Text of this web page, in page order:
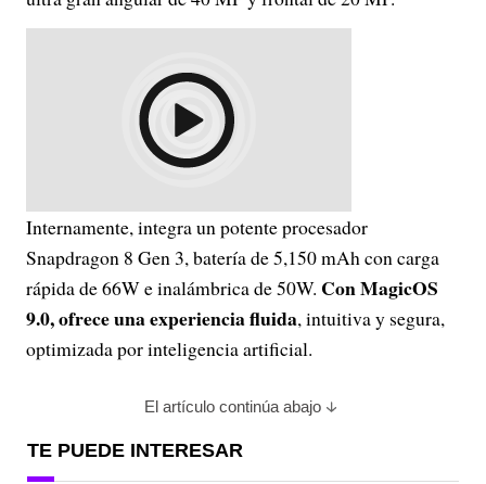
Internamente, integra un potente procesador
Snapdragon 8 Gen 3, batería de 5,150 mAh con carga
rápida de 66W e inalámbrica de 50W. Con MagicOS
9.0, ofrece una experiencia fluida, intuitiva y segura,
optimizada por inteligencia artificial.
El artículo continúa abajo
TE PUEDE INTERESAR